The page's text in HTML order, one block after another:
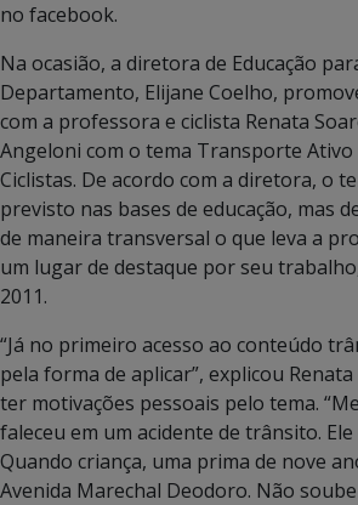
no facebook.
Na ocasião, a diretora de Educação
Departamento, Elijane Coelho,
com a professora e ciclista Renata
Angeloni com o tema Transporte Ativo
Ciclistas. De acordo com a diretora, o
previsto nas bases de educação, mas
de maneira transversal o que leva a
um lugar de destaque por seu
2011.
“Já no primeiro acesso ao conteúdo
pela forma de aplicar”, explicou
ter motivações pessoais pelo tema.
faleceu em um acidente de trânsito.
Quando criança, uma prima de nove
Avenida Marechal Deodoro. Não